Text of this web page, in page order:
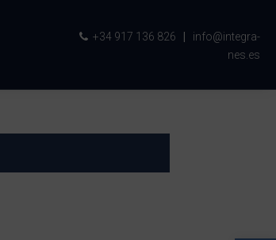
+34 917 136 826
info@integra-
nes.es